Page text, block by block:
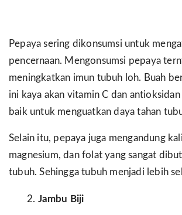
Pepaya sering dikonsumsi untuk
pencernaan. Mengonsumsi pepaya
meningkatkan imun tubuh loh. Buah
ini kaya akan vitamin C dan antioksidan
baik untuk menguatkan daya tahan
Selain itu, pepaya juga mengandung
magnesium, dan folat yang sangat
tubuh. Sehingga tubuh menjadi lebih
Jambu Biji